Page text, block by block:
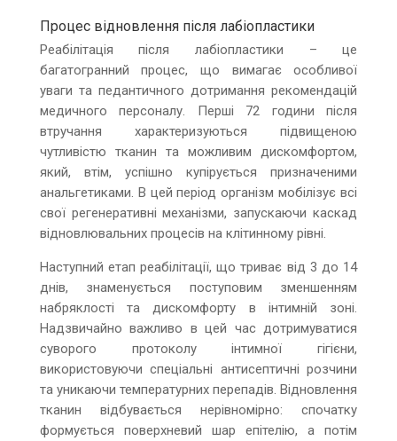
Процес відновлення після лабіопластики
Реабілітація після лабіопластики – це
багатогранний процес, що вимагає особливої
уваги та педантичного дотримання рекомендацій
медичного персоналу. Перші 72 години після
втручання характеризуються підвищеною
чутливістю тканин та можливим дискомфортом,
який, втім, успішно купірується призначеними
анальгетиками. В цей період організм мобілізує всі
свої регенеративні механізми, запускаючи каскад
відновлювальних процесів на клітинному рівні.
Наступний етап реабілітації, що триває від 3 до 14
днів, знаменується поступовим зменшенням
набряклості та дискомфорту в інтимній зоні.
Надзвичайно важливо в цей час дотримуватися
суворого протоколу інтимної гігієни,
використовуючи спеціальні антисептичні розчини
та уникаючи температурних перепадів. Відновлення
тканин відбувається нерівномірно: спочатку
формується поверхневий шар епітелію, а потім